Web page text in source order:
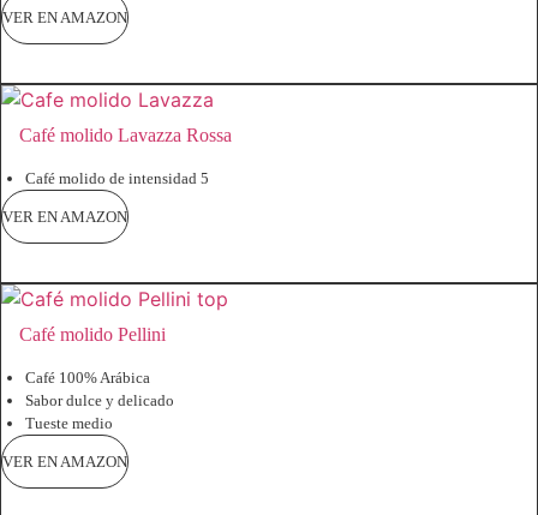
VER EN AMAZON
Café molido Lavazza Rossa
Café molido de intensidad 5
VER EN AMAZON
Café molido Pellini
Café 100% Arábica
Sabor dulce y delicado
Tueste medio
VER EN AMAZON